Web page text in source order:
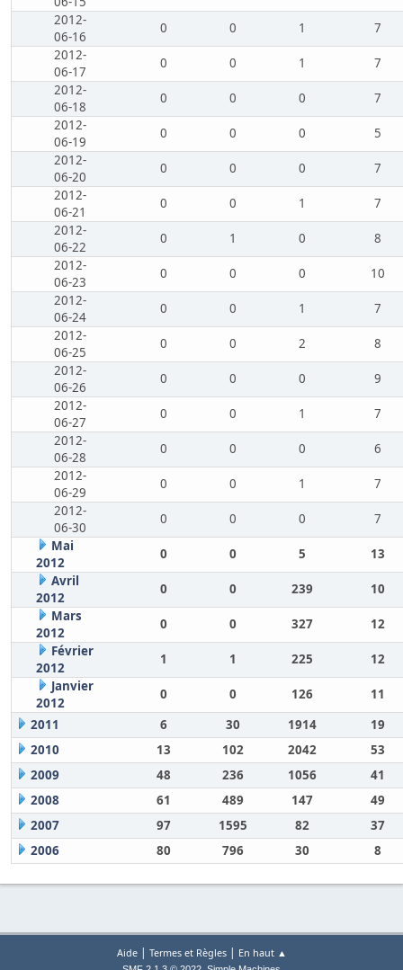
2012-
06-16
0 0 1
7
2012-
06-17
0 0 1
7
2012-
06-18
0 0 0
7
2012-
06-19
0 0 0
5
2012-
06-20
0 0 0
7
2012-
06-21
0 0 1
7
2012-
06-22
0 1 0
8
2012-
06-23
0 0 0
10
2012-
06-24
0 0 1
7
2012-
06-25
0 0 2
8
2012-
06-26
0 0 0
9
2012-
06-27
0 0 1
7
2012-
06-28
0 0 0
6
2012-
06-29
0 0 1
7
2012-
06-30
0 0 0
7
Mai
2012
0 0 5
13
Avril
2012
0 0 239
10
Mars
2012
0 0 327
12
Février
2012
1 1 225
12
Janvier
2012
0 0 126
11
2011
6 30 1914
19
2010
13 102 2042
53
2009
48 236 1056
41
2008
61 489 147
49
2007
97 1595 82
37
2006
80 796 30 8
Aide| Termes et Règles| En haut ▲